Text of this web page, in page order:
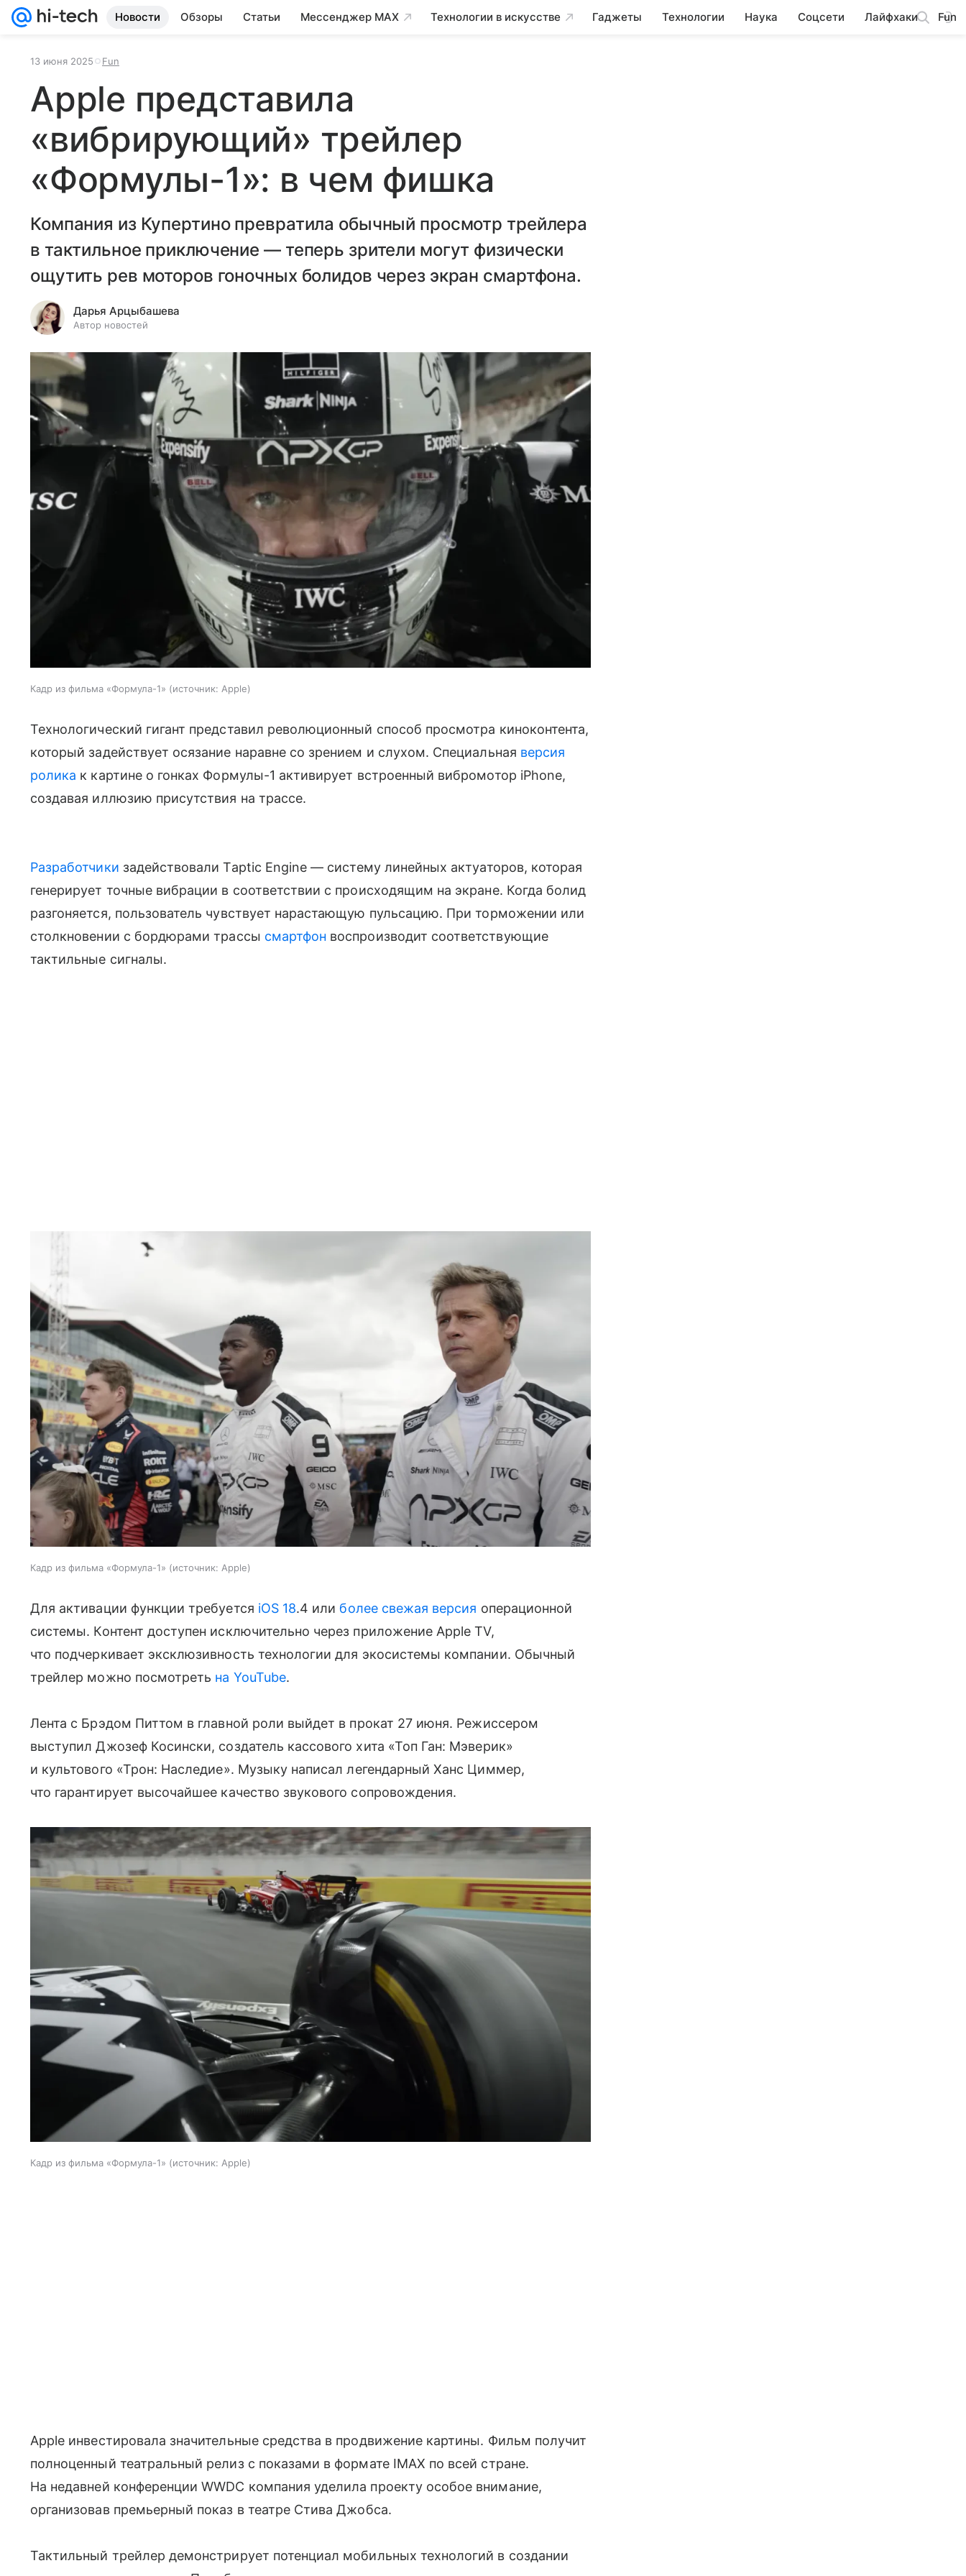
Новости Обзоры Статьи Мессенджер MAX Технологии в искусстве Гаджеты Технологии Наука Соцсети Лайфхаки Fun
13 июня 2025 Fun
Apple представила
«вибрирующий» трейлер
«Формулы-1»: в чем фишка
Компания из Купертино превратила обычный просмотр трейлера
в тактильное приключение — теперь зрители могут физически
ощутить рев моторов гоночных болидов через экран смартфона.
Дарья Арцыбашева
Автор новостей
Кадр из фильма «Формула-1» источник: Apple
Технологический гигант представил революционный способ просмотра киноконтента,
который задействует осязание наравне со зрением и слухом. Специальная версия
ролика к картине о гонках Формулы-1 активирует встроенный вибромотор iPhone,
создавая иллюзию присутствия на трассе.
Разработчики задействовали Taptic Engine — систему линейных актуаторов, которая
генерирует точные вибрации в соответствии с происходящим на экране. Когда болид
разгоняется, пользователь чувствует нарастающую пульсацию. При торможении или
столкновении с бордюрами трассы смартфон воспроизводит соответствующие
тактильные сигналы.
Кадр из фильма «Формула-1» источник: Apple
Для активации функции требуется iOS 18.4 или более свежая версия операционной
системы. Контент доступен исключительно через приложение Apple TV,
что подчеркивает эксклюзивность технологии для экосистемы компании. Обычный
трейлер можно посмотреть на YouTube.
Лента с Брэдом Питтом в главной роли выйдет в прокат 27 июня. Режиссером
выступил Джозеф Косински, создатель кассового хита «Топ Ган: Мэверик»
и культового «Трон: Наследие». Музыку написал легендарный Ханс Циммер,
что гарантирует высочайшее качество звукового сопровождения.
Кадр из фильма «Формула-1» источник: Apple
Apple инвестировала значительные средства в продвижение картины. Фильм получит
полноценный театральный релиз с показами в формате IMAX по всей стране.
На недавней конференции WWDC компания уделила проекту особое внимание,
организовав премьерный показ в театре Стива Джобса.
Тактильный трейлер демонстрирует потенциал мобильных технологий в создании